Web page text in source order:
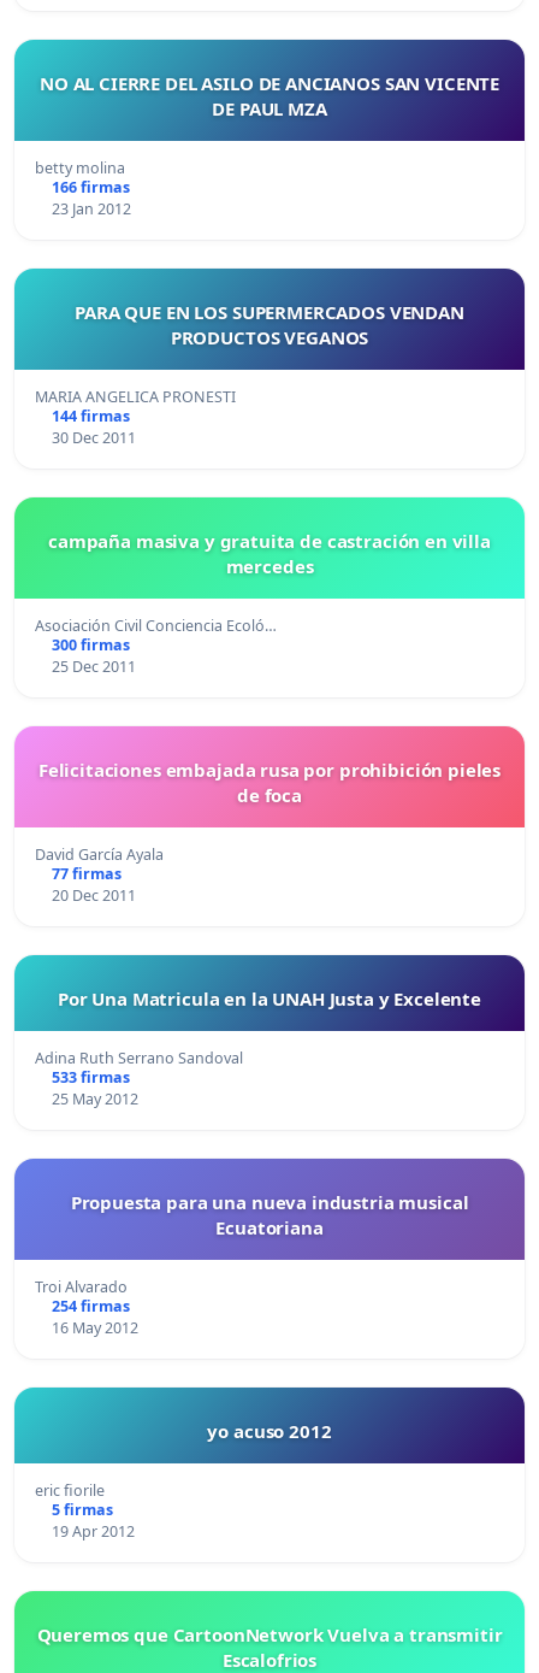
NO AL CIERRE DEL ASILO DE ANCIANOS SAN VICENTE
DE PAUL MZA
betty molina
166 firmas
23 Jan 2012
PARA QUE EN LOS SUPERMERCADOS VENDAN
PRODUCTOS VEGANOS
MARIA ANGELICA PRONESTI
144 firmas
30 Dec 2011
campaña masiva y gratuita de castración en villa
mercedes
Asociación Civil Conciencia Ecoló…
300 firmas
25 Dec 2011
Felicitaciones embajada rusa por prohibición pieles
de foca
David García Ayala
77 firmas
20 Dec 2011
Por Una Matricula en la UNAH Justa y Excelente
Adina Ruth Serrano Sandoval
533 firmas
25 May 2012
Propuesta para una nueva industria musical
Ecuatoriana
Troi Alvarado
254 firmas
16 May 2012
yo acuso 2012
eric fiorile
5 firmas
19 Apr 2012
Queremos que CartoonNetwork Vuelva a transmitir
Escalofrios